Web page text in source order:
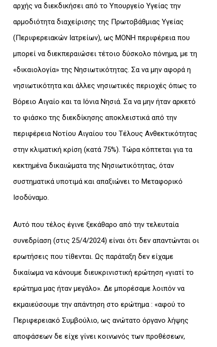
αρχής να διεκδικήσει από το Υπουργείο Υγείας την
αρμοδιότητα διαχείρισης της Πρωτοβάθμιας Υγείας
(Περιφερειακών Ιατρείων), ως ΜΟΝΗ περιφέρεια που
μπορεί να διεκπεραιώσει τέτοιο δύσκολο πόνημα, με τη
«δικαιολογία» της Νησιωτικότητας. Σα να μην αφορά η
νησιωτικότητα και άλλες νησιωτικές περιοχές όπως το
Βόρειο Αιγαίο και τα Ιόνια Νησιά. Σα να μην ήταν αρκετό
το φιάσκο της διεκδίκησης αποκλειστικά από την
περιφέρεια Νοτίου Αιγαίου του Τέλους Ανθεκτικότητας
στην κλιματική κρίση (κατά 75%). Τώρα κόπτεται για τα
κεκτημένα δικαιώματα της Νησιωτικότητας, όταν
συστηματικά υποτιμά και απαξιώνει το Μεταφορικό
Ισοδύναμο.
Αυτό που τέλος έγινε ξεκάθαρο από την τελευταία
συνεδρίαση (στις 25/4/2024) είναι ότι δεν απαντώνται οι
ερωτήσεις που τίθενται. Ως παράταξη δεν είχαμε
δικαίωμα να κάνουμε διευκρινιστική ερώτηση «γιατί το
ερώτημα μας ήταν μεγάλο». Δε μπορέσαμε λοιπόν να
εκμαιεύσουμε την απάντηση στο ερώτημα : «αφού το
Περιφερειακό Συμβούλιο, ως ανώτατο όργανο λήψης
αποφάσεων δε είχε γίνει κοινωνός των προθέσεων,